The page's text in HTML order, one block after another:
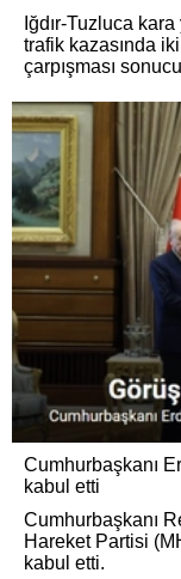
Iğdır-Tuzluca
trafik kazasında
çarpışması
Cumhurbaşkanı
kabul etti
Cumhurbaşkanı
Hareket Partisi
kabul etti.